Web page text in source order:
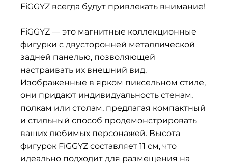
FiGGYZ всегда будут привлекать внимание!
FiGGYZ — это магнитные коллекционные
фигурки с двусторонней металлической
задней панелью, позволяющей
настраивать их внешний вид.
Изображенные в ярком пиксельном стиле,
они придают индивидуальность стенам,
полкам или столам, предлагая компактный
и стильный способ продемонстрировать
ваших любимых персонажей. Высота
фигурок FiGGYZ составляет 11 см, что
идеально подходит для размещения на